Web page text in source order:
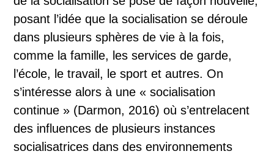
posant l’idée que la socialisation se déroule
dans plusieurs sphères de vie à la fois,
comme la famille, les services de garde,
l’école, le travail, le sport et autres. On
s’intéresse alors à une « socialisation
continue » (Darmon, 2016) où s’entrelacent
des influences de plusieurs instances
socialisatrices dans des environnements